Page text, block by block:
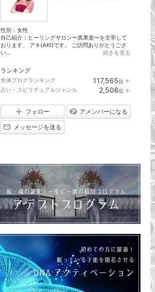
性別： 女性
自己紹介：ヒーリングサロン〜真果楽〜を主宰して
おります、 アキ(AKI)です。 ご訪問ありがとうござ
い...
続きを見る
ランキング
全体ブログランキング 117,565位 ↑
ン
占い・スピリチュアルジャンル 2,508位 ↑
フォロー アメンバーになる
メッセージを送る